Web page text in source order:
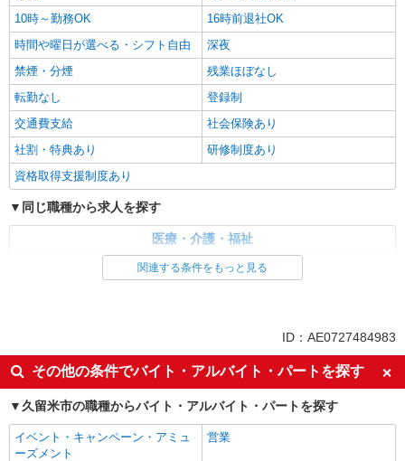
10時～勤務OK
16時前退社OK
時間や曜日が選べる・シフト自由
深夜
禁煙・分煙
残業ほぼなし
転勤なし
登録制
交通費支給
社会保険あり
社割・特典あり
研修制度あり
資格取得支援制度あり
同じ職種から求人を探す
医療・介護・福祉
看護師・保健師・看護助手・助産師
週2～3日勤務OK
深夜
交通費支給
社会保険あり
関連する条件をもっと見る
ID：AE0727484983
その他の条件でバイト・アルバイト・パートを探す
久留米市の職種からバイト・アルバイト・パートを探す
イベント・キャンペーン・アミュ
ーズメント
営業